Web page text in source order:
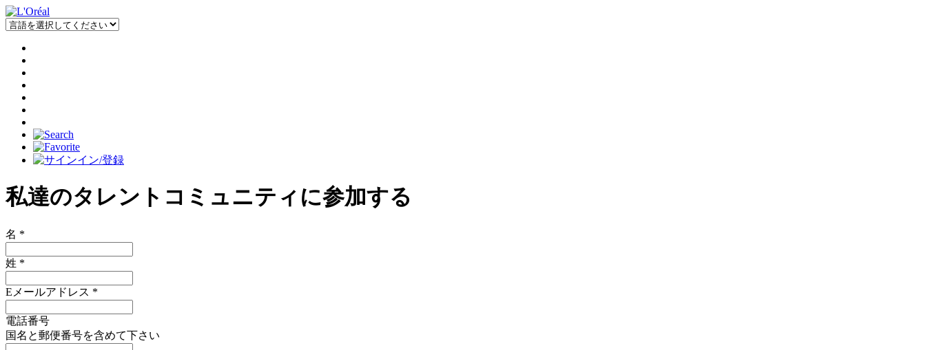
私達のタレントコミュニティに参加する
名 *
姓 *
Eメールアドレス *
電話番号
国名と郵便番号を含めて下さい